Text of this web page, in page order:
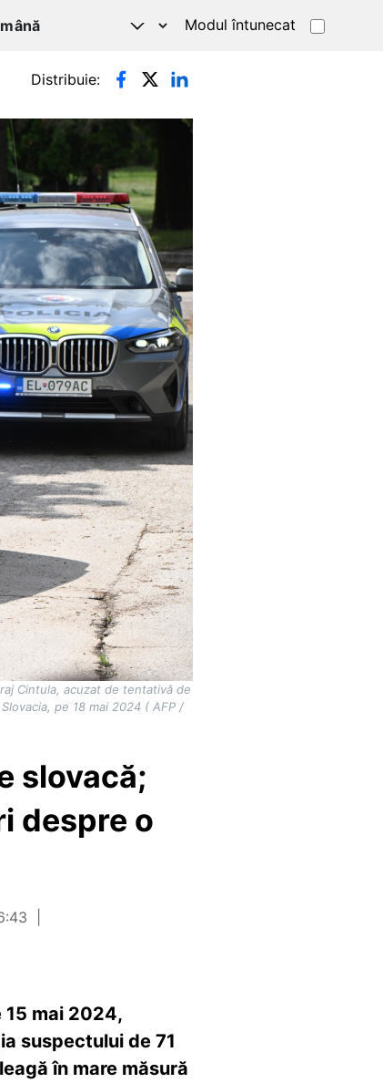
Modul întunecat
Distribuie:
Cintula, acuzat de tentativă de
pe 18 mai 2024 ( AFP /
slovacă;
despre o
15 mai 2024,
suspectului de 71
în mare măsură